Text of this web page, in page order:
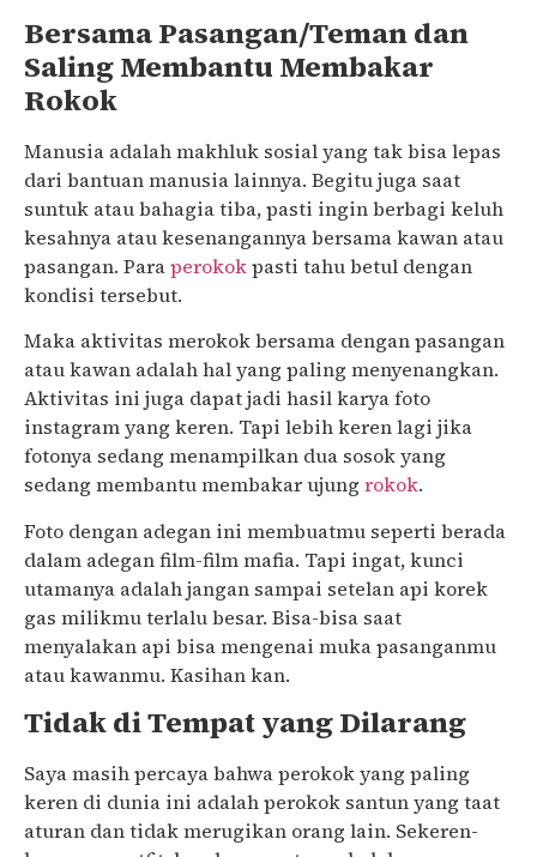
Bersama Pasangan/Teman dan
Saling Membantu Membakar
Rokok
Manusia adalah makhluk sosial yang tak bisa lepas
dari bantuan manusia lainnya. Begitu juga saat
suntuk atau bahagia tiba, pasti ingin berbagi keluh
kesahnya atau kesenangannya bersama kawan atau
pasangan. Paraperokokpasti tahu betul dengan
kondisi tersebut.
Maka aktivitas merokok bersama dengan pasangan
atau kawan adalah hal yang paling menyenangkan.
Aktivitas ini juga dapat jadi hasil karya foto
instagram yang keren. Tapi lebih keren lagi jika
fotonya sedang menampilkan dua sosok yang
sedang membantu membakar ujung rokok.
Foto dengan adegan ini membuatmu seperti berada
dalam adegan film-film mafia. Tapi ingat, kunci
utamanya adalah jangan sampai setelan api korek
gas milikmu terlalu besar. Bisa-bisa saat
menyalakan api bisa mengenai muka pasanganmu
atau kawanmu. Kasihan kan.
Tidak di Tempat yang Dilarang
Saya masih percaya bahwa perokok yang paling
keren di dunia ini adalah perokok santun yang taat
aturan dan tidak merugikan orang lain. Sekeren-